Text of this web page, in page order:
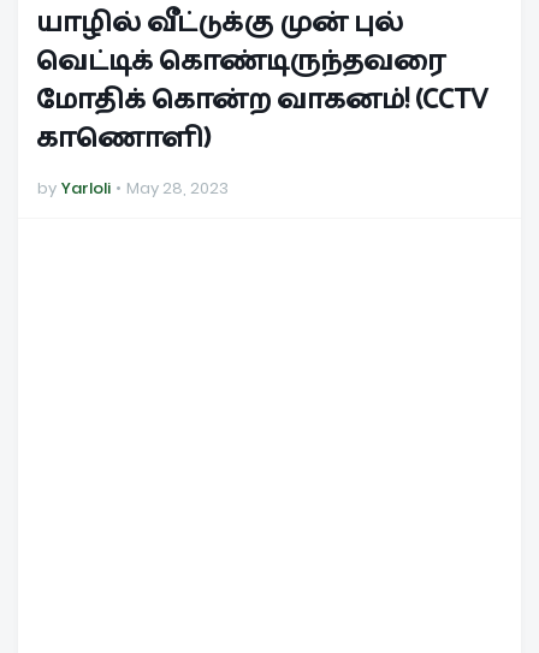
யாழில் வீட்டுக்கு முன் புல்
வெட்டிக் கொண்டிருந்தவரை
மோதிக் கொன்ற வாகனம்! (CCTV
காணொளி)
by Yarloli May 28, 2023